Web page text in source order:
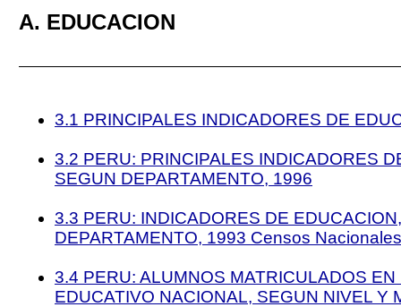
A. EDUCACION
3.1 PRINCIPALES INDICADORES DE
3.2 PERU: PRINCIPALES INDICADORES
SEGUN DEPARTAMENTO, 1996
3.3 PERU: INDICADORES DE
DEPARTAMENTO, 1993 Censos
3.4 PERU: ALUMNOS MATRICULADOS EN
EDUCATIVO NACIONAL, SEGUN NIVEL Y